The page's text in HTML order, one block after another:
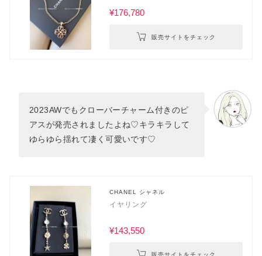
¥176,780
販売サイトをチェック
2023AWでもクローバーチャーム付きのピ
アスが発売されましたよね♡キラキラして
ゆらゆら揺れて凄く可愛いです♡
CHANEL シャネル
イヤリング
¥143,550
販売サイトをチェック